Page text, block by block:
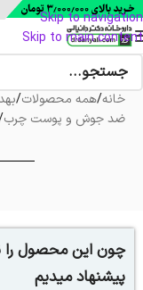
Skip to navigation
Skip to main content
خانه/همه محصولات/
ضد جوش و پوست چرب
چون این محصول را
پیشنهاد میدیم